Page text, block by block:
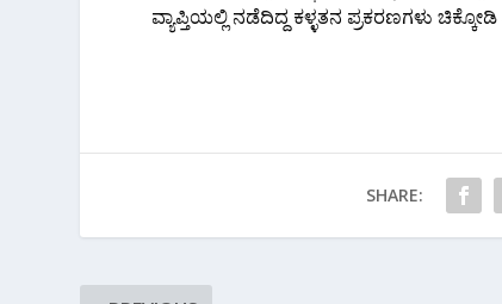
ವ್ಯಾಪ್ತಿಯಲ್ಲಿ ನಡೆದಿದ್ದ ಕಳ್ಳತನ ಪ್ರಕರಣಗಳು
SHARE: